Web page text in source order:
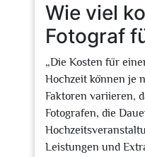
Wie viel
Fotograf
„Die Kosten für
Hochzeit können je
Faktoren variieren,
Fotografen, die
Leistungen und